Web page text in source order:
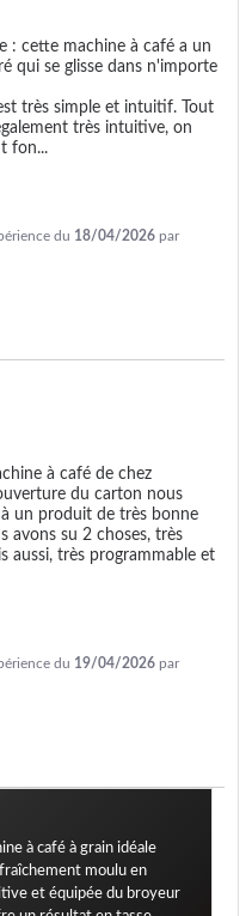
: cette machine à café a un
qui se glisse dans n'importe
très simple et intuitif. Tout
très intuitive, on
fon...
du 18/04/2026 par
à café de chez
du carton nous
un produit de très bonne
avons su 2 choses, très
très programmable et
du 19/04/2026 par
à café à grain idéale
moulu en
et équipée du broyeur